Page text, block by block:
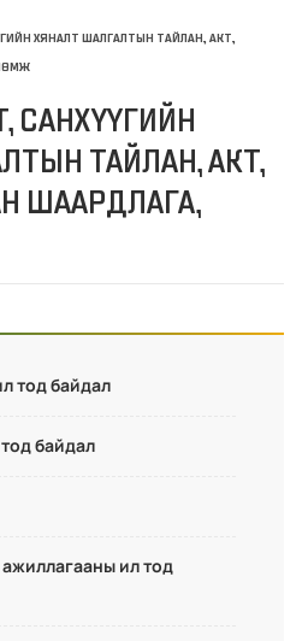
ХЯНАЛТ ШАЛГАЛТЫН ТАЙЛАН, АКТ,
САНХҮҮГИЙН
ТАЙЛАН, АКТ,
ШААРДЛАГА,
тод байдал
байдал
ил тод